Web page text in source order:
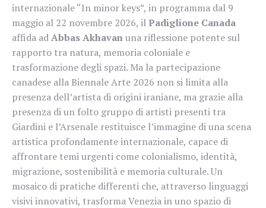
internazionale “In minor keys”, in programma dal 9
maggio al 22 novembre 2026, ilPadiglione Canada
affida adAbbas Akhavanuna riflessione potente sul
rapporto tra natura, memoria coloniale e
trasformazione degli spazi. Ma la partecipazione
canadese alla Biennale Arte 2026 non si limita alla
presenza dell’artista di origini iraniane, ma grazie alla
presenza di un folto gruppo di artisti presenti tra
Giardini e l’Arsenale restituisce l’immagine di una scena
artistica profondamente internazionale, capace di
affrontare temi urgenti come colonialismo, identità,
migrazione, sostenibilità e memoria culturale. Un
mosaico di pratiche differenti che, attraverso linguaggi
visivi innovativi, trasforma Venezia in uno spazio di